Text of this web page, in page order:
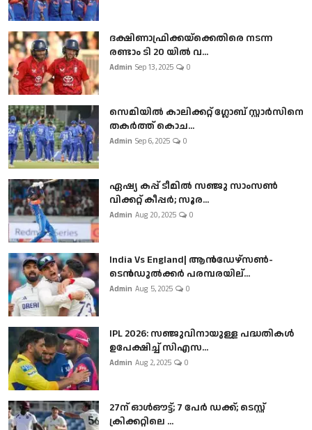
ദക്ഷിണാഫ്രിക്കയ്‌ക്കെതിരെ നടന്ന
രണ്ടാം ടി 20 യിൽ വ...
Admin Sep 13, 2025 0
സെമിയിൽ കാലിക്കറ്റ് ഗ്ലോബ് സ്റ്റാർസിനെ
തകർത്ത് കൊച...
Admin Sep 6, 2025 0
ഏഷ്യ കപ്പ് ടീമിൽ സഞ്ജു സാംസൺ
വിക്കറ്റ് കീപ്പർ; സൂര...
Admin Aug 20, 2025 0
India Vs England| ആൻഡേഴ്സൺ-
ടെൻഡുല്‍ക്കർ പരമ്പരയില്...
Admin Aug 5, 2025 0
IPL 2026: സഞ്ജുവിനായുള്ള പദ്ധതികൾ
ഉപേക്ഷിച്ച് സിഎസ...
Admin Aug 2, 2025 0
27ന് ഓൾഔട്ട്; 7 പേർ ഡക്ക്; ടെസ്റ്റ്
ക്രിക്കറ്റിലെ ...